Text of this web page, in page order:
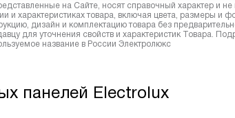
на Сайте, носят справочный характер и не
и характеристиках товара, включая цвета, размеры и
дизайн и комплектацию товара без
для уточнения свойств и характеристик Товара.
название в России Электролюкс
панелей Electrolux